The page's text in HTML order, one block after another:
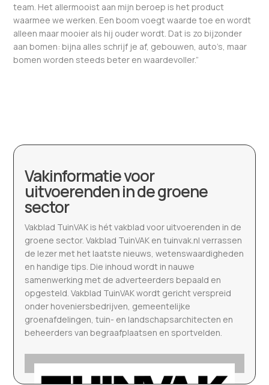
team. Het allermooist aan mijn beroep is het product
waarmee we werken. Een boom voegt waarde toe en wordt
alleen maar mooier als hij ouder wordt. Dat is zo bijzonder
aan bomen: bijna alles schrijf je af, gebouwen, auto’s, maar
bomen worden steeds beter en waardevoller.”
Vakinformatie voor
uitvoerenden in de groene
sector
Vakblad TuinVAK is hét vakblad voor uitvoerenden in de
groene sector. Vakblad TuinVAK en tuinvak.nl verrassen
de lezer met het laatste nieuws, wetenswaardigheden
en handige tips. Die inhoud wordt in nauwe
samenwerking met de adverteerders bepaald en
opgesteld. Vakblad TuinVAK wordt gericht verspreid
onder hoveniersbedrijven, gemeentelijke
groenafdelingen, tuin- en landschapsarchitecten en
beheerders van begraafplaatsen en sportvelden.